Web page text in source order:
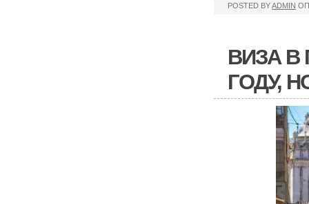
POSTED BYADMIN
ВИЗА В
ГОДУ,